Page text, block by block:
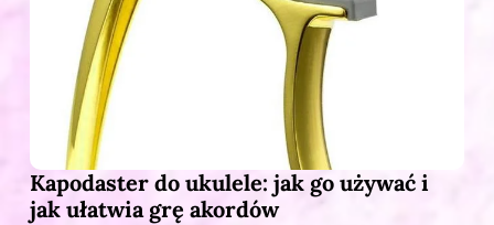
Kapodaster do ukulele: jak go używać i
jak ułatwia grę akordów